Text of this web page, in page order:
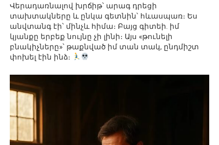
Վերադառնալով խրճիթ՝ արագ դրեցի
տախտակները և ընկա գետնին՝ հևասպառ։ Ես
անվտանգ էի՝ մինչև հիմա։ Բայց գիտեի. իմ
կյանքը երբեք նույնը չի լինի։ Այս «թունելի
բնակիչները»՝ թաքնված իմ տան տակ, ընդմիշտ
փոխել էին ինձ։